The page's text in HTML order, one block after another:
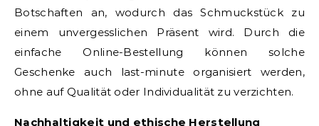
Botschaften an, wodurch das Schmuckstück zu
einem unvergesslichen Präsent wird. Durch die
einfache Online-Bestellung können solche
Geschenke auch last-minute organisiert werden,
ohne auf Qualität oder Individualität zu verzichten.
Nachhaltigkeit und ethische Herstellung